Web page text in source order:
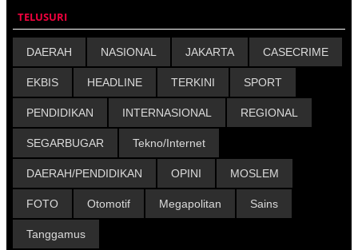
TELUSURI
DAERAH NASIONAL JAKARTA CASECRIME
EKBIS HEADLINE TERKINI SPORT
PENDIDIKAN INTERNASIONAL REGIONAL
SEGARBUGAR Tekno/Internet
DAERAH/PENDIDIKAN OPINI MOSLEM
FOTO Otomotif Megapolitan Sains
Tanggamus